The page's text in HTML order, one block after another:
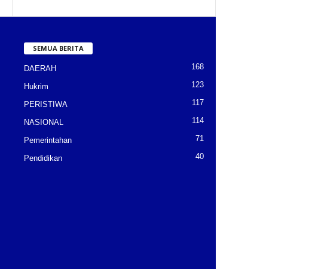
SEMUA BERITA
DAERAH 168
Hukrim 123
PERISTIWA 117
NASIONAL 114
Pemerintahan 71
Pendidikan 40